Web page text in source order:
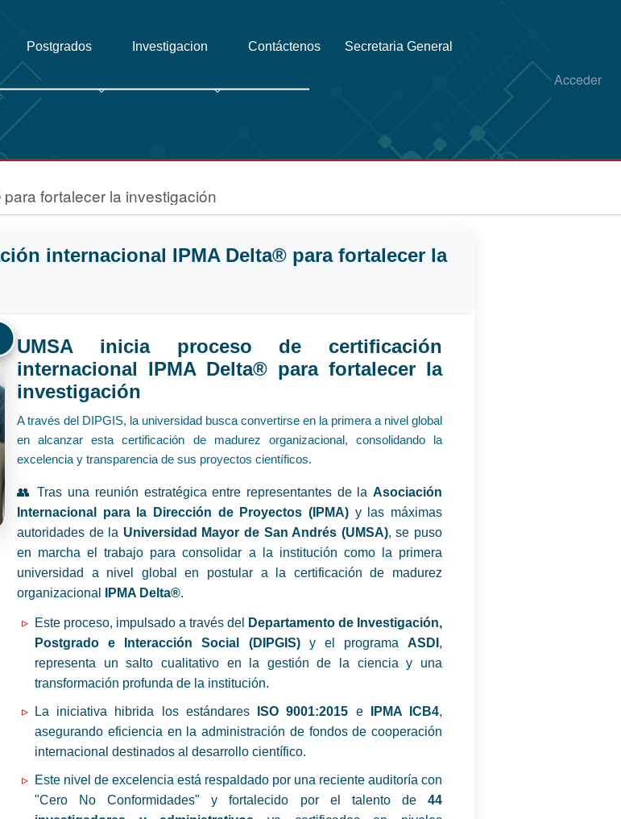
Acceder
Postgrados Investigacion Contáctenos Secretaria General
fortalecer la investigación
internacional IPMA Delta® para fortalecer la
UMSA inicia proceso de certificación
internacional IPMA Delta® para fortalecer la
investigación
A través del DIPGIS, la universidad busca convertirse en la primera a nivel global
en alcanzar esta certificación de madurez organizacional, consolidando la
excelencia y transparencia de sus proyectos científicos.
👥 Tras una reunión estratégica entre representantes de la Asociación
Internacional para la Dirección de Proyectos (IPMA) y las máximas
autoridades de la Universidad Mayor de San Andrés (UMSA), se puso
en marcha el trabajo para consolidar a la institución como la primera
universidad a nivel global en postular a la certificación de madurez
organizacional
IPMA Delta®.
Este proceso, impulsado a través del
Departamento de Investigación,
Postgrado e Interacción Social (DIPGIS)y el programa ASDI ,
representa un salto cualitativo en la gestión de la ciencia y una
transformación profunda de la institución.
La iniciativa hibrida los estándares ISO 9001:2015 e IPMA ICB4,
asegurando eficiencia en la administración de fondos de cooperación
internacional destinados al desarrollo científico.
Este nivel de excelencia está respaldado por una reciente auditoría con
"Cero No Conformidades" y fortalecido por el talento de 44